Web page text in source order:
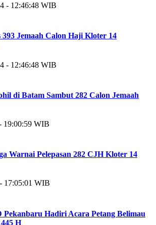
- 12:46:48 WIB
Jemaah Calon Haji Kloter 14
- 12:46:48 WIB
di Batam Sambut 282 Calon Jemaah
19:00:59 WIB
Warnai Pelepasan 282 CJH Kloter 14
17:05:01 WIB
Hadiri Acara Petang Belimau
H